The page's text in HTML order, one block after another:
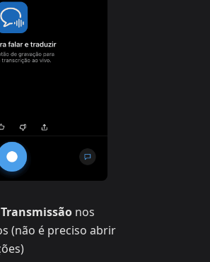
Transmissão nos
(não é preciso abrir